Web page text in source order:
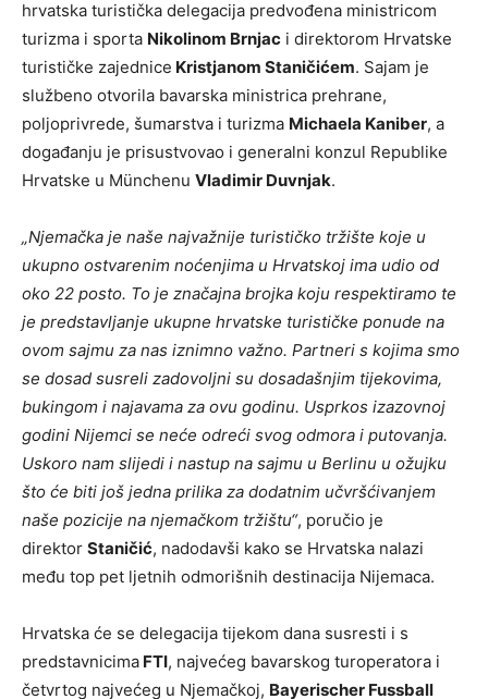
hrvatska turistička delegacija predvođena ministricom
turizma i sporta Nikolinom Brnjac i direktorom Hrvatske
turističke zajednice Kristjanom Staničićem. Sajam je
službeno otvorila bavarska ministrica prehrane,
poljoprivrede, šumarstva i turizma Michaela Kaniber, a
događanju je prisustvovao i generalni konzul Republike
Hrvatske u Münchenu Vladimir Duvnjak.
„Njemačka je naše najvažnije turističko tržište koje u
ukupno ostvarenim noćenjima u Hrvatskoj ima udio od
oko 22 posto. To je značajna brojka koju respektiramo te
je predstavljanje ukupne hrvatske turističke ponude na
ovom sajmu za nas iznimno važno. Partneri s kojima smo
se dosad susreli zadovoljni su dosadašnjim tijekovima,
bukingom i najavama za ovu godinu. Usprkos izazovnoj
godini Nijemci se neće odreći svog odmora i putovanja.
Uskoro nam slijedi i nastup na sajmu u Berlinu u ožujku
što će biti još jedna prilika za dodatnim učvršćivanjem
naše pozicije na njemačkom tržištu“, poručio je
direktor Staničić, nadodavši kako se Hrvatska nalazi
među top pet ljetnih odmorišnih destinacija Nijemaca.
Hrvatska će se delegacija tijekom dana susresti i s
predstavnicima FTI, najvećeg bavarskog turoperatora i
četvrtog najvećeg u Njemačkoj, Bayerischer Fussball